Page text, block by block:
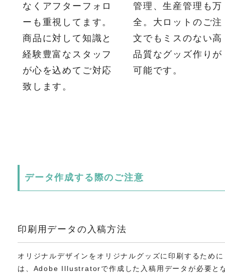
なくアフターフォロ
ーも重視してます。
商品に対して知識と
経験豊富なスタッフ
が心を込めてご対応
致します。
管理、生産管理も万
全。大ロットのご注
文でもミスのない高
品質なグッズ作りが
可能です。
データ作成する際のご注意
印刷用データの入稿方法
オリジナルデザインをオリジナルグッズに印刷するために
は、Adobe Illustratorで作成した入稿用データが必要と